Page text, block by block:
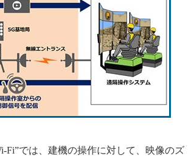
では、建機の操作に対して、映像のズ